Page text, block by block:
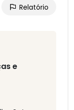
Relatório
e